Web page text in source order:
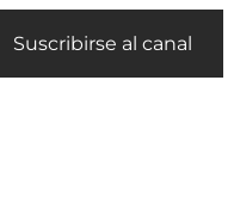
Suscribirse al canal